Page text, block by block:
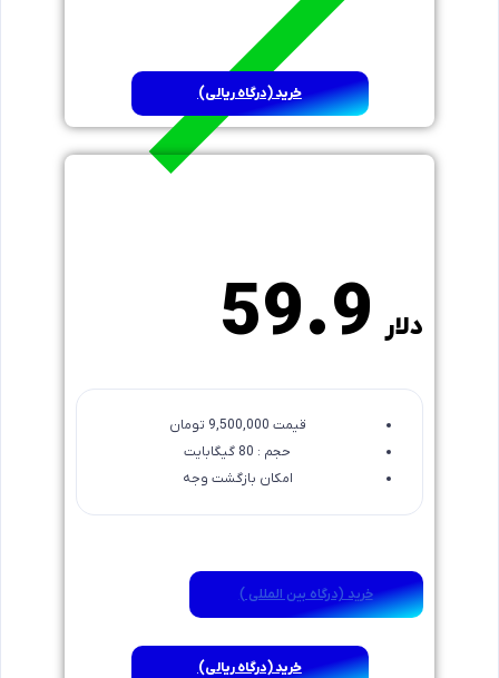
خرید (درگاه ریالی)
دلار 59.9
قیمت 9,500,000 تومان
حجم : 80 گیگابایت
امکان بازگشت وجه
خرید (درگاه بین المللی )
خرید (درگاه ریالی)